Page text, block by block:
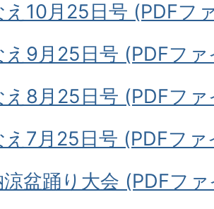
え10月25日号 (PDFフ
え9月25日号 (PDFフ
え8月25日号 (PDFフ
え7月25日号 (PDFフ
涼盆踊り大会 (PDFフ